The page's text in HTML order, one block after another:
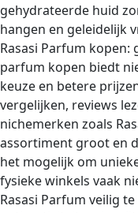
gehydrateerde huid
hangen en geleidelijk
Rasasi Parfum kopen:
parfum kopen biedt
keuze en betere
vergelijken, reviews
nichemerken zoals
assortiment groot en
het mogelijk om
fysieke winkels vaak
Rasasi Parfum veilig